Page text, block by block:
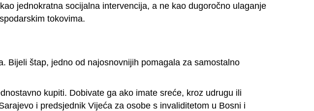
jednokratna socijalna intervencija, a ne kao dugoročno ulaganje
tokovima.
Bijeli štap, jedno od najosnovnijih pomagala za samostalno
kupiti. Dobivate ga ako imate sreće, kroz udrugu ili
i predsjednik Vijeća za osobe s invaliditetom u Bosni i